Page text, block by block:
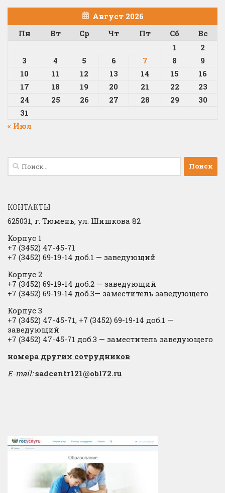
Август 2026
Пн
Вт Ср Чт Пт Сб
Вс
1
2
3
4 5 6 7 8
9
10
11 12 13 14 15
16
17
18 19 20 21 22
23
24
25 26 27 28 29
30
31
« Июл
Найти:
КОНТАКТЫ
625031, г. Тюмень, ул. Шишкова 82
Корпус 1
+7 (3452) 47-45-71
+7 (3452) 69-19-14 доб.1 — заведующий
Корпус 2
+7 (3452) 69-19-14 доб.2 — заведующий
+7 (3452) 69-19-14 доб.3— заместитель заведующего
Корпус 3
+7 (3452) 47-45-71, +7 (3452) 69-19-14 доб.1 —
заведующий
+7 (3452) 47-45-71 доб.3 — заместитель заведующего
​номера других сотрудников
E-mail: sadcentr121@obl72.ru